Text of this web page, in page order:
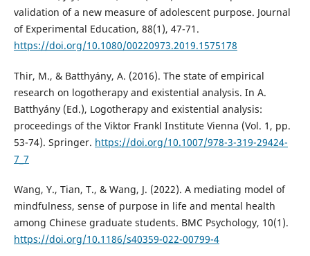
validation of a new measure of adolescent purpose. Journal
of Experimental Education, 88(1), 47-71.
https://doi.org/10.1080/00220973.2019.1575178
Thir, M., & Batthyány, A. (2016). The state of empirical
research on logotherapy and existential analysis. In A.
Batthyány (Ed.), Logotherapy and existential analysis:
proceedings of the Viktor Frankl Institute Vienna (Vol. 1, pp.
53-74). Springer. https://doi.org/10.1007/978-3-319-29424-
7_7
Wang, Y., Tian, T., & Wang, J. (2022). A mediating model of
mindfulness, sense of purpose in life and mental health
among Chinese graduate students. BMC Psychology, 10(1).
https://doi.org/10.1186/s40359-022-00799-4